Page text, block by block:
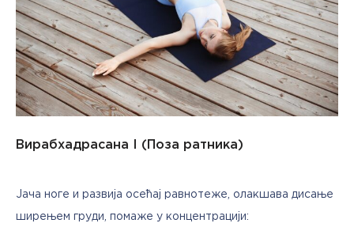
Вирабхадрасана I (Поза ратника)
Јача ноге и развија осећај равнотеже, олакшава дисање
ширењем груди, помаже у концентрацији: